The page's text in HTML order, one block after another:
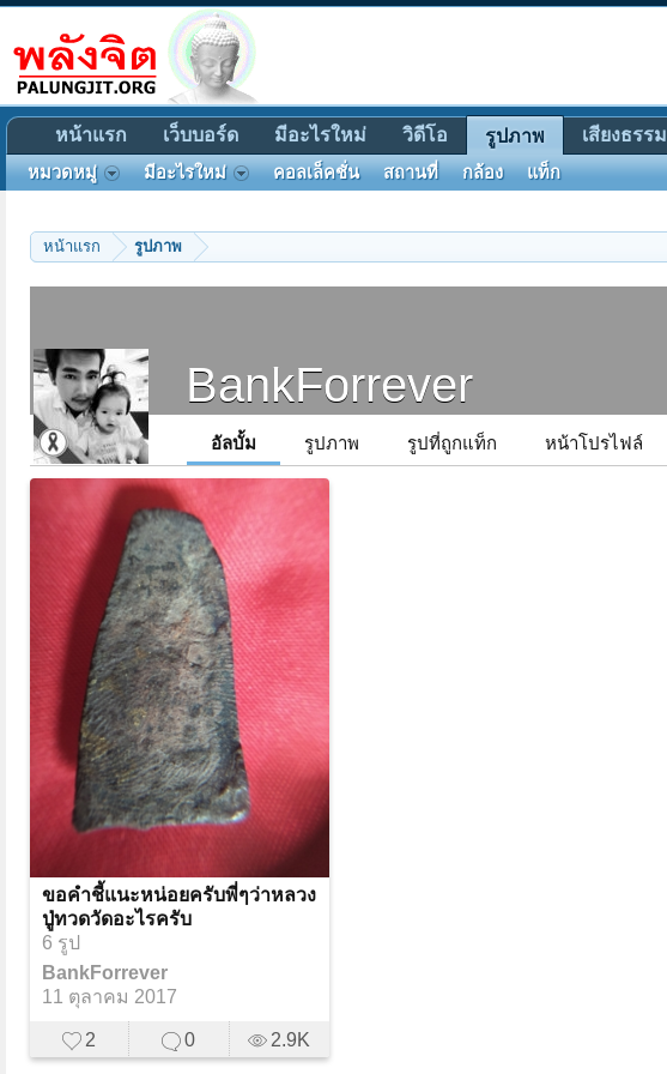
หน้าแรก รูปภาพ
BankForrever
อัลบั้ม รูปภาพ รูปที่ถูกแท็ก หน้าโปรไฟล์
ขอคำชี้แนะหน่อยครับพี่ๆว่าหลวง
ปู่ทวดวัดอะไรครับ
6 รูป
BankForrever
11 ตุลาคม 2017
2 0 2.9K
หน้าแรก เว็บบอร์ด มีอะไรใหม่ วิดีโอ รูปภาพ
หมวดหมู่ มีอะไรใหม่ คอลเล็คชั่น สถานที่ กล้อง แท็ก
เสียงธรรม